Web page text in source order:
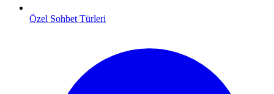
Özel Sohbet Türleri